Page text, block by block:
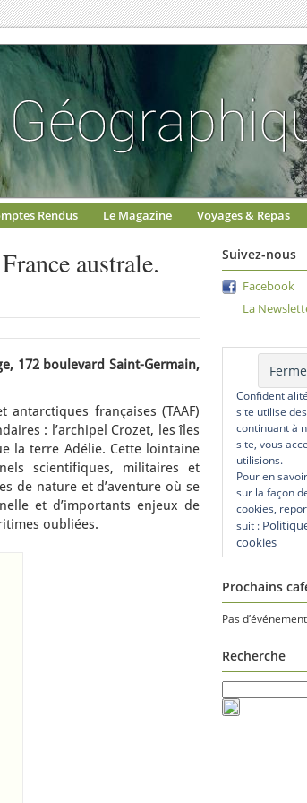
Rendus Le Magazine Voyages & Repas
australe.
172 boulevard Saint-Germain,
françaises (TAAF)
: l’archipel Crozet, les îles
la terre Adélie. Cette lointaine
scientifiques, militaires et
de nature et d’aventure où se
et d’importants enjeux de
oubliées.
Suivez-nous
Facebook
La
site utilise
continuant à
site, vous
utilisions.
Pour en
sur la façon
cookies,
suit :
cookies
Prochains
Pas
Recherche